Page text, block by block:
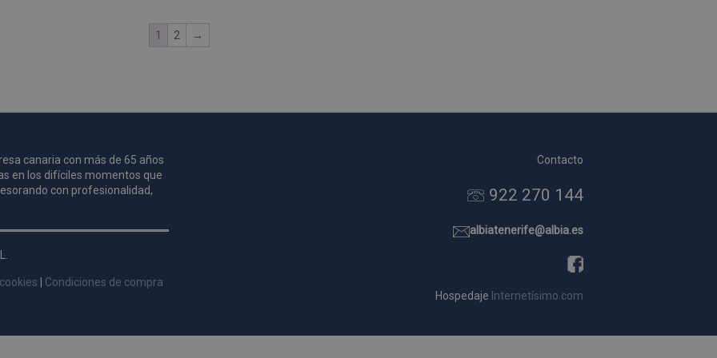
1 2 →
canaria con más de 65 años
en los difíciles momentos que
con profesionalidad,
| Condiciones de compra
Contacto
922 270 144
albiatenerife@albia.es
Hospedaje Internetísimo.com